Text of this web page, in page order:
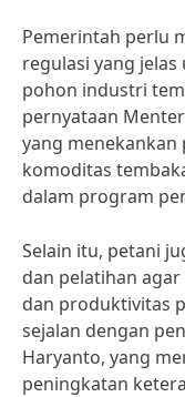
Pemerintah perlu
regulasi yang
pohon industri
pernyataan
yang
komoditas
dalam program
Selain itu, petani
dan pelatihan
dan produktivitas
sejalan dengan
Haryanto, yang
peningkatan